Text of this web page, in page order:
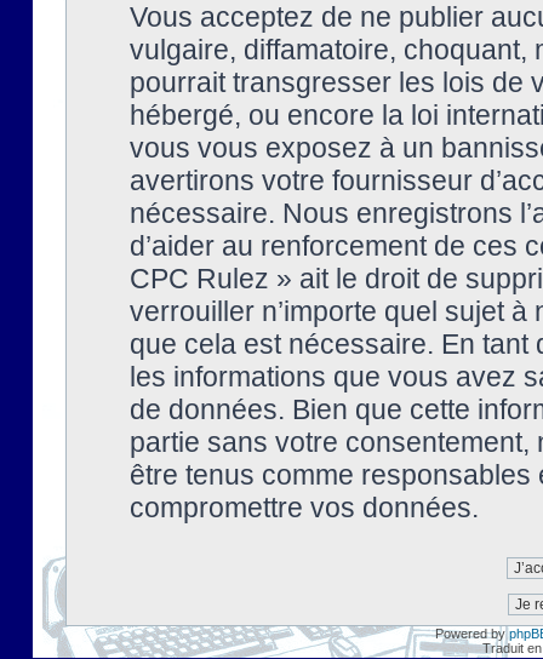
Vous acceptez de ne publier
vulgaire, diffamatoire, choquant,
pourrait transgresser les lois de
hébergé, ou encore la loi
vous vous exposez à un
avertirons votre fournisseur
nécessaire. Nous enregistrons
d’aider au renforcement de ces
CPC Rulez » ait le droit de
verrouiller n’importe quel sujet à
que cela est nécessaire. En tant
les informations que vous avez
de données. Bien que cette
partie sans votre
être tenus comme
compromettre vos données.
Powered by
Traduit